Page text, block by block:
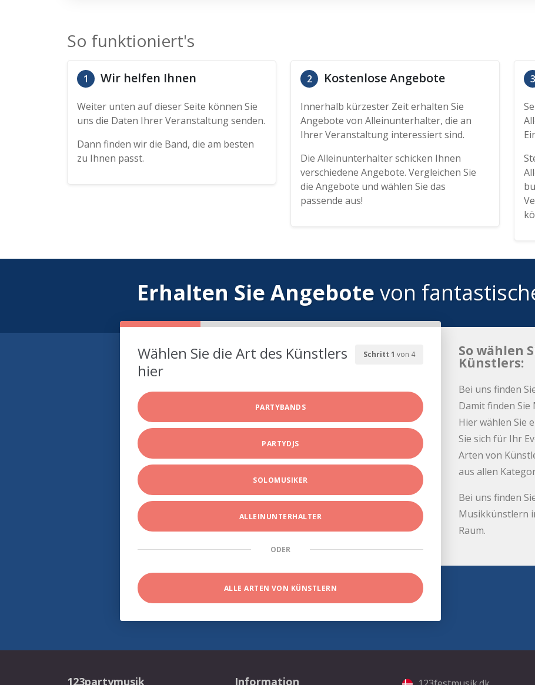
So funktioniert's
1 Wir helfen Ihnen
Weiter unten auf dieser Seite können Sie
uns die Daten Ihrer Veranstaltung senden.
Dann finden wir die Band, die am besten
zu Ihnen passt.
2 Kostenlose Angebote
Innerhalb kürzester Zeit erhalten Sie
Angebote von Alleinunterhalter, die an
Ihrer Veranstaltung interessiert sind.
Die Alleinunterhalter schicken Ihnen
verschiedene Angebote. Vergleichen Sie
die Angebote und wählen Sie das
passende aus!
3
Erhalten Sie Angebote von
Schritt 1 von 4
Wählen Sie die Art des Künstlers
hier
PARTYBANDS
PARTYDJS
SOLOMUSIKER
ALLEINUNTERHALTER
ODER
ALLE ARTEN VON KÜNSTLERN
So wählen
Künstlers:
Bei uns finden
Damit finden Sie
Hier wählen Sie
Sie sich für Ihr
Arten von
aus allen
Bei uns finden
Musikkünstlern
Raum.
123partymusik Information